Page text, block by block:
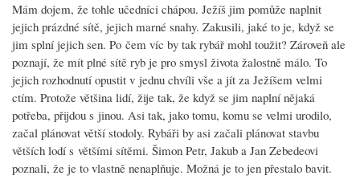
Mám dojem, že tohle učedníci chápou. Ježíš jim pomůže naplnit
jejich prázdné sítě, jejich marné snahy. Zakusili, jaké to je, když se
jim splní jejich sen. Po čem víc by tak rybář mohl toužit? Zároveň ale
poznají, že mít plné sítě ryb je pro smysl života žalostně málo. To
jejich rozhodnutí opustit v jednu chvíli vše a jít za Ježíšem velmi
ctím. Protože většina lidí, žije tak, že když se jim naplní nějaká
potřeba, přijdou s jinou. Asi tak, jako tomu, komu se velmi urodilo,
začal plánovat větší stodoly. Rybáři by asi začali plánovat stavbu
větších lodí s většími sítěmi. Šimon Petr, Jakub a Jan Zebedeovi
poznali, že je to vlastně nenaplňuje. Možná je to jen přestalo bavit.